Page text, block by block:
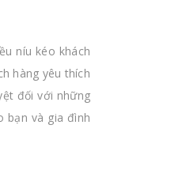
níu kéo khách
hàng yêu thích
đối với những
bạn và gia đình